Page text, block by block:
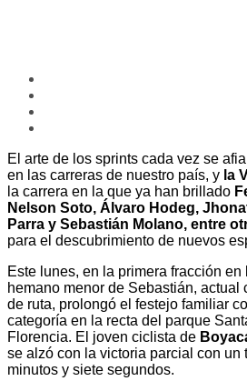
El arte de los sprints cada vez se
en las carreras de nuestro país, y la
la carrera en la que ya han brillado
Nelson Soto, Álvaro Hodeg,
Parra y Sebastián Molano, entre
para el descubrimiento de nuevos
Este lunes, en la primera fracción en
hemano menor de Sebastián, actual
de ruta, prolongó el festejo familiar
categoría en la recta del parque
Florencia. El joven ciclista de
se alzó con la victoria parcial con un
minutos y siete segundos.